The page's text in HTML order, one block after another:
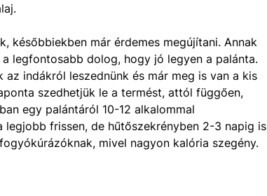
későbbiekben már érdemes megújítani. Annak
legfontosabb dolog, hogy jó legyen a palánta.
indákról leszednünk és már meg is van a kis
szedhetjük le a termést, attól függően,
egy palántáról 10-12 alkalommal
frissen, de hűtőszekrényben 2-3 napig is
mivel nagyon kalória szegény.